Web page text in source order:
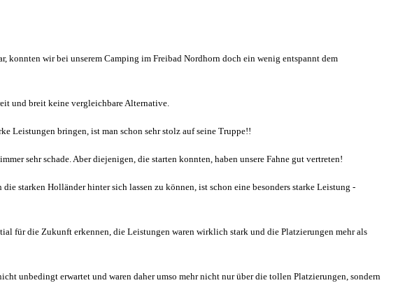
konnten wir bei unserem Camping im Freibad Nordhorn doch ein wenig entspannt dem
und breit keine vergleichbare Alternative.
Leistungen bringen, ist man schon sehr stolz auf seine Truppe!!
sehr schade. Aber diejenigen, die starten konnten, haben unsere Fahne gut vertreten!
starken Holländer hinter sich lassen zu können, ist schon eine besonders starke Leistung -
für die Zukunft erkennen, die Leistungen waren wirklich stark und die Platzierungen mehr als
unbedingt erwartet und waren daher umso mehr nicht nur über die tollen Platzierungen, sondern